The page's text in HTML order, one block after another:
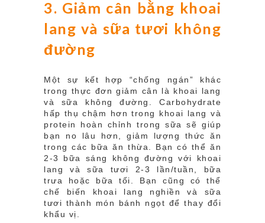
3. Giảm cân bằng khoai
lang và sữa tươi không
đường
Một sự kết hợp “chống ngán” khác
trong thực đơn giảm cân là khoai lang
và sữa không đường. Carbohydrate
hấp thụ chậm hơn trong khoai lang và
protein hoàn chỉnh trong sữa sẽ giúp
bạn no lâu hơn, giảm lượng thức ăn
trong các bữa ăn thừa. Bạn có thể ăn
2-3 bữa sáng không đường với khoai
lang và sữa tươi 2-3 lần/tuần, bữa
trưa hoặc bữa tối. Bạn cũng có thể
chế biến khoai lang nghiền và sữa
tươi thành món bánh ngọt để thay đổi
khẩu vị.